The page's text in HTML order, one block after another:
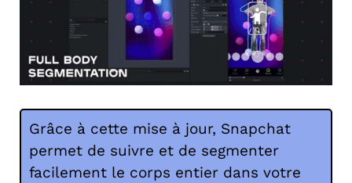
Grâce à cette mise à jour, Snapchat
permet de suivre et de segmenter
facilement le corps entier dans votre